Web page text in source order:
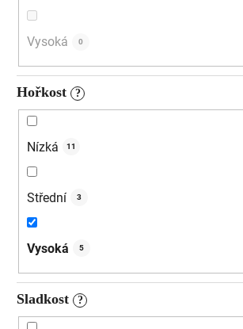
Vysoká 0
Hořkost ?
Nízká 11
Střední 3
Vysoká 5
Sladkost ?